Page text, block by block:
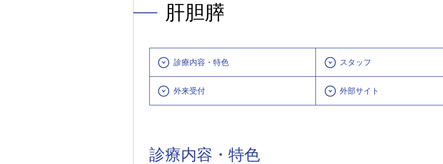
肝胆膵
診療内容・特色 スタッフ
外来受付 外部サイト
診療内容・特色